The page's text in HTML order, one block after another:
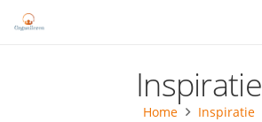
Inspiratie
Home Inspiratie